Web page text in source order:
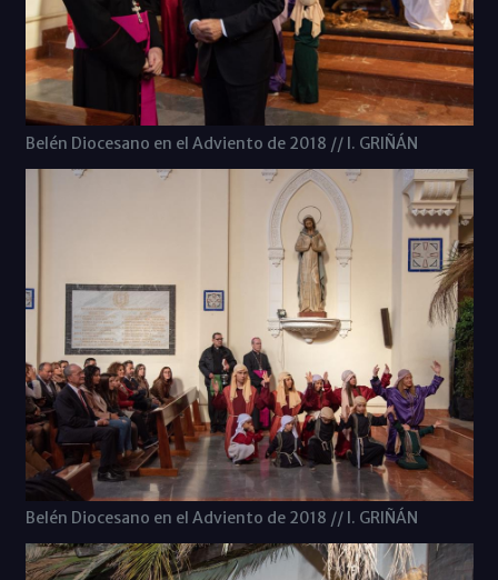
Belén Diocesano en el Adviento de 2018 // I. GRIÑÁN
Belén Diocesano en el Adviento de 2018 // I. GRIÑÁN